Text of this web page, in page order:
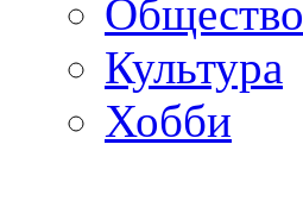
Общество
Культура
Хобби